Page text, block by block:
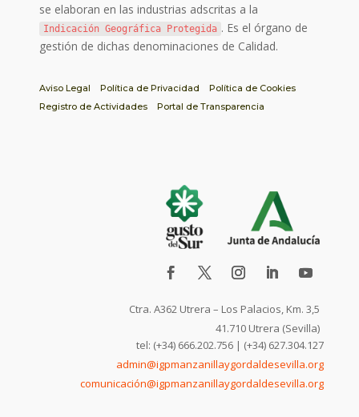
se elaboran en las industrias adscritas a la
Indicación Geográfica Protegida . Es el órgano de
gestión de dichas denominaciones de Calidad.
Aviso Legal Política de Privacidad
Política de Cookies
Registro de Actividades
Portal de Transparencia
Ctra. A362 Utrera – Los Palacios, Km. 3,5
41.710 Utrera (Sevilla)
tel: (+34) 666.202.756 | (+34) 627.304.127
admin@igpmanzanillaygordaldesevilla.org
comunicación@igpmanzanillaygordaldesevilla.org